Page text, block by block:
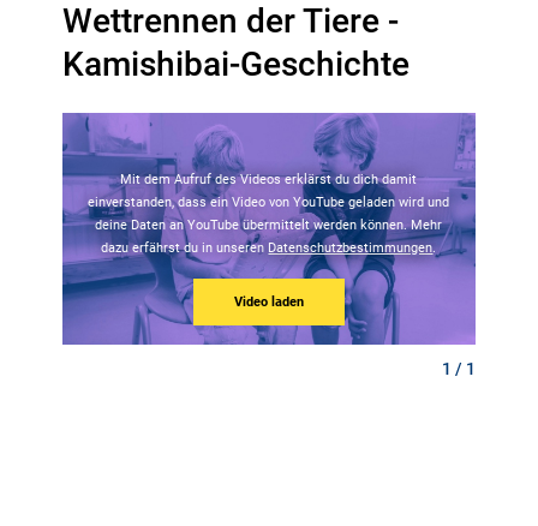
Wettrennen der Tiere -
Kamishibai-Geschichte
Mit dem Aufruf des Videos erklärst du dich damit
einverstanden, dass ein Video von YouTube geladen wird und
deine Daten an YouTube übermittelt werden können. Mehr
dazu erfährst du in unseren Datenschutzbestimmungen.
Video laden
1 / 1